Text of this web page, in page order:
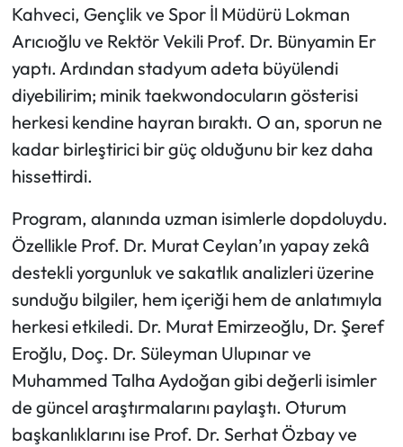
Kahveci, Gençlik ve Spor İl Müdürü Lokman
Arıcıoğlu ve Rektör Vekili Prof. Dr. Bünyamin Er
yaptı. Ardından stadyum adeta büyülendi
diyebilirim; minik taekwondocuların gösterisi
herkesi kendine hayran bıraktı. O an, sporun ne
kadar birleştirici bir güç olduğunu bir kez daha
hissettirdi.
Program, alanında uzman isimlerle dopdoluydu.
Özellikle Prof. Dr. Murat Ceylan’ın yapay zekâ
destekli yorgunluk ve sakatlık analizleri üzerine
sunduğu bilgiler, hem içeriği hem de anlatımıyla
herkesi etkiledi. Dr. Murat Emirzeoğlu, Dr. Şeref
Eroğlu, Doç. Dr. Süleyman Ulupınar ve
Muhammed Talha Aydoğan gibi değerli isimler
de güncel araştırmalarını paylaştı. Oturum
başkanlıklarını ise Prof. Dr. Serhat Özbay ve